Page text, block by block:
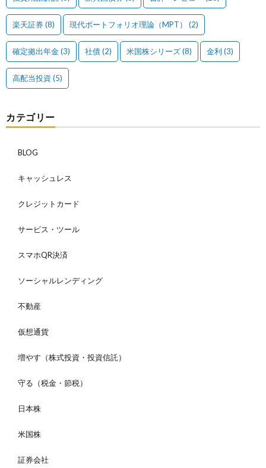
楽天証券(8) 現代ポートフォリオ理論（MPT） (2)
確定拠出年金(3) 社債(2) 米国株シリーズ(8) 金利 (3)
高配当投資 (5)
カテゴリー
BLOG
キャッシュレス
クレジットカード
サービス・ツール
スマホQR決済
ソーシャルレンディング
不動産
仮想通貨
増やす（株式投資・投資信託）
守る（税金・節税）
日本株
米国株
証券会社